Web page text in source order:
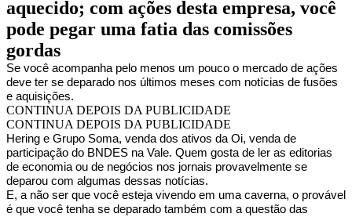
aquecido; com ações desta empresa, você
pode pegar uma fatia das comissões
gordas
Se você acompanha pelo menos um pouco o mercado de ações
deve ter se deparado nos últimos meses com notícias de fusões
e aquisições.
CONTINUA DEPOIS DA PUBLICIDADE
CONTINUA DEPOIS DA PUBLICIDADE
Hering e Grupo Soma, venda dos ativos da Oi, venda de
participação do BNDES na Vale. Quem gosta de ler as editorias
de economia ou de negócios nos jornais provavelmente se
deparou com algumas dessas notícias.
E, a não ser que você esteja vivendo em uma caverna, o provável
é que você tenha se deparado também com a questão das